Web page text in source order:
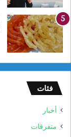
فئات
أخبار
متفرقات